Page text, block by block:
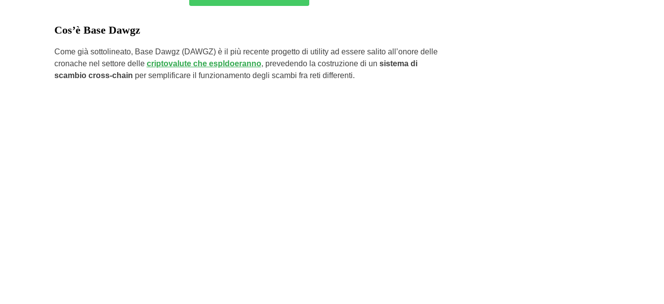
Cos’è Base Dawgz
Come già sottolineato, Base Dawgz (DAWGZ) è il più recente progetto di utility ad essere salito all’onore delle
cronache nel settore delle criptovalute che espldoeranno, prevedendo la costruzione di un sistema di
scambio cross-chain per semplificare il funzionamento degli scambi fra reti differenti.